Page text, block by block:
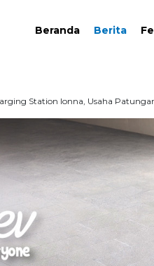
Beranda Berita
Station Ionna, Usaha